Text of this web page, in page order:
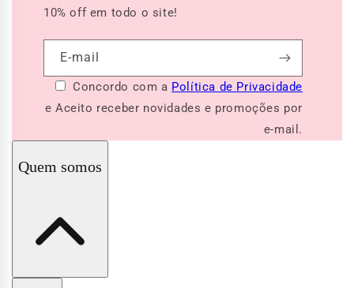
10% offem todo o site!
E-mail
Concordo com a Política de Privacidade
e Aceito receber novidades e promoções por
e-mail.
Quem somos